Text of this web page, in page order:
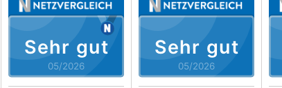
Sehr gut
05/2026
Sehr gut
05/2026